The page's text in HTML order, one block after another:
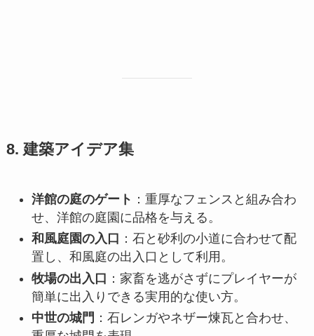
8. 建築アイデア集
洋館の庭のゲート ：重厚なフェンスと組み合わ
せ、洋館の庭園に品格を与える。
和風庭園の入口 ：石と砂利の小道に合わせて配
置し、和風庭の出入口として利用。
牧場の出入口 ：家畜を逃がさずにプレイヤーが
簡単に出入りできる実用的な使い方。
中世の城門 ：石レンガやネザー煉瓦と合わせ、